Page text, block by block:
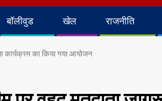
बॉलीवुड खेल राजनीति
कार्यक्रम का किया गया आयोजन